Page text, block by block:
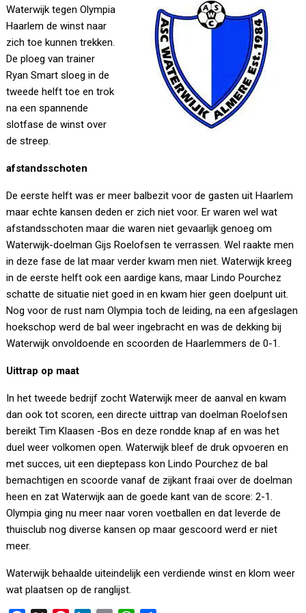
Waterwijk tegen Olympia
Haarlem de winst naar
zich toe kunnen trekken.
De ploeg van trainer
Ryan Smart sloeg in de
tweede helft toe en trok
na een spannende
slotfase de winst over
de streep.
afstandsschoten
De eerste helft was er meer balbezit voor de gasten uit Haarlem
maar echte kansen deden er zich niet voor. Er waren wel wat
afstandsschoten maar die waren niet gevaarlijk genoeg om
Waterwijk-doelman Gijs Roelofsen te verrassen. Wel raakte men
in deze fase de lat maar verder kwam men niet. Waterwijk kreeg
in de eerste helft ook een aardige kans, maar Lindo Pourchez
schatte de situatie niet goed in en kwam hier geen doelpunt uit.
Nog voor de rust nam Olympia toch de leiding, na een afgeslagen
hoekschop werd de bal weer ingebracht en was de dekking bij
Waterwijk onvoldoende en scoorden de Haarlemmers de 0-1.
Uittrap op maat
In het tweede bedrijf zocht Waterwijk meer de aanval en kwam
dan ook tot scoren, een directe uittrap van doelman Roelofsen
bereikt Tim Klaasen -Bos en deze rondde knap af en was het
duel weer volkomen open. Waterwijk bleef de druk opvoeren en
met succes, uit een dieptepass kon Lindo Pourchez de bal
bemachtigen en scoorde vanaf de zijkant fraai over de doelman
heen en zat Waterwijk aan de goede kant van de score: 2-1.
Olympia ging nu meer naar voren voetballen en dat leverde de
thuisclub nog diverse kansen op maar gescoord werd er niet
meer.
Waterwijk behaalde uiteindelijk een verdiende winst en klom weer
wat plaatsen op de ranglijst.